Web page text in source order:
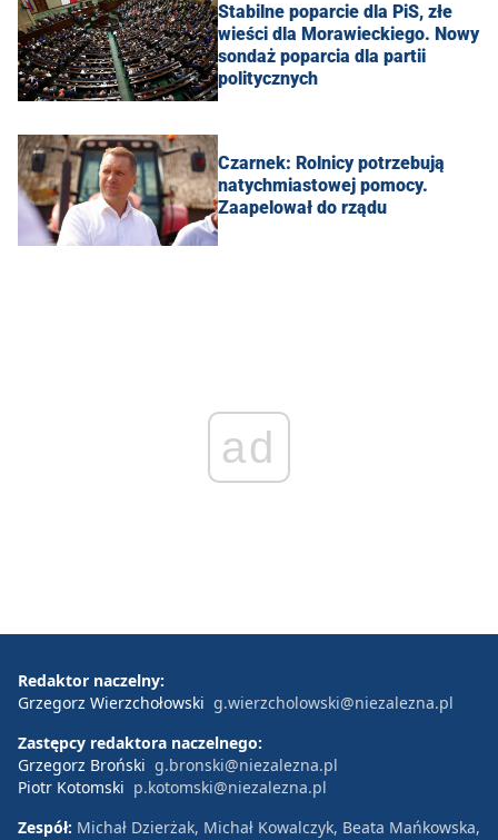
Stabilne poparcie dla PiS, złe
wieści dla Morawieckiego. Nowy
sondaż poparcia dla partii
politycznych
Czarnek: Rolnicy potrzebują
natychmiastowej pomocy.
Zaapelował do rządu
ad
Redaktor naczelny:
Grzegorz Wierzchołowski g.wierzcholowski@niezalezna.pl
Zastępcy redaktora naczelnego:
Grzegorz Broński g.bronski@niezalezna.pl
Piotr Kotomski p.kotomski@niezalezna.pl
Zespół: Michał Dzierżak, Michał Kowalczyk, Beata Mańkowska,